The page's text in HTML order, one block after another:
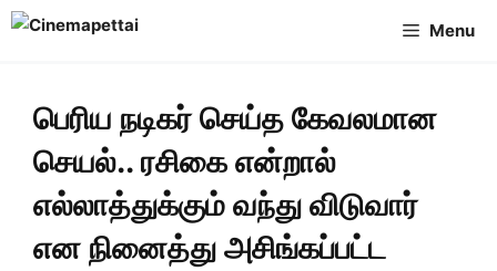
Skip
Menu
பெரிய நடிகர் செய்த கேவலமான
செயல்.. ரசிகை என்றால்
எல்லாத்துக்கும் வந்து விடுவார்
என நினைத்து அசிங்கப்பட்ட